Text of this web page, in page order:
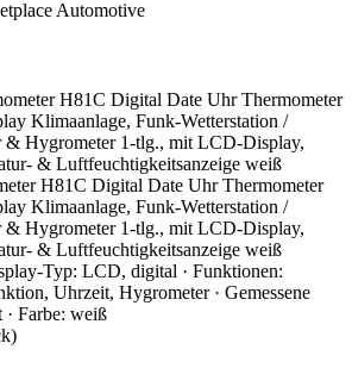
H81C Digital Date Uhr Thermometer
Klimaanlage, Funk-Wetterstation /
& Hygrometer 1-tlg., mit LCD-Display,
& Luftfeuchtigkeitsanzeige weiß
Typ: LCD, digital · Funktionen:
Uhrzeit, Hygrometer · Gemessene
Farbe: weiß